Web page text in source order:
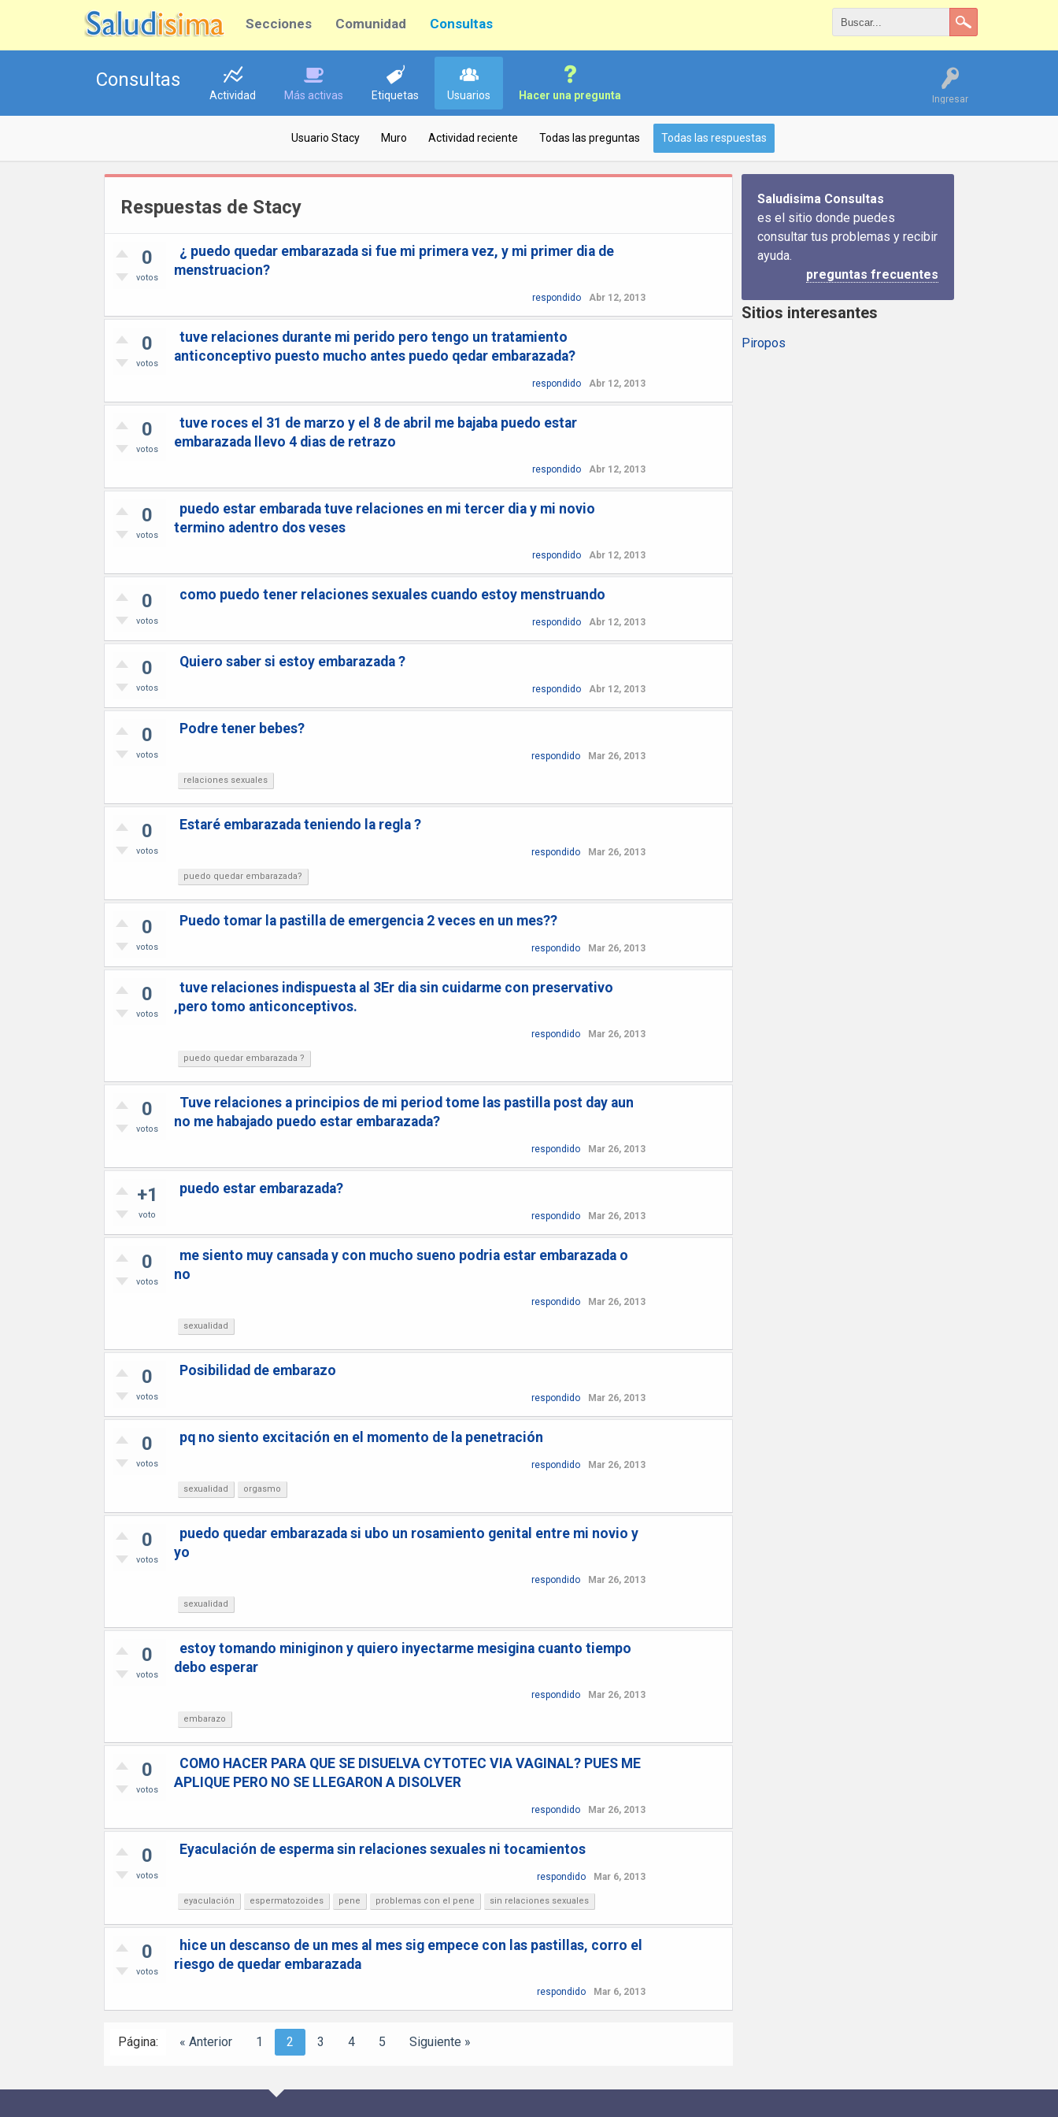
Secciones Comunidad Consultas
Ingresar
Consultas
Actividad Más activas Etiquetas Usuarios Hacer una pregunta
Usuario Stacy Muro Actividad reciente Todas las preguntas Todas las respuestas
Respuestas de Stacy
0
votos
¿ puedo quedar embarazada si fue mi primera vez, y mi primer dia de
menstruacion?
respondido Abr 12, 2013
0
votos
tuve relaciones durante mi perido pero tengo un tratamiento
anticonceptivo puesto mucho antes puedo qedar embarazada?
respondido Abr 12, 2013
0
votos
tuve roces el 31 de marzo y el 8 de abril me bajaba puedo estar
embarazada llevo 4 dias de retrazo
respondido Abr 12, 2013
0
votos
puedo estar embarada tuve relaciones en mi tercer dia y mi novio
termino adentro dos veses
respondido Abr 12, 2013
0
votos
como puedo tener relaciones sexuales cuando estoy menstruando
respondido Abr 12, 2013
0
votos
Quiero saber si estoy embarazada ?
respondido Abr 12, 2013
0
votos
Podre tener bebes?
respondido Mar 26, 2013
relaciones sexuales
0
votos
Estaré embarazada teniendo la regla ?
respondido Mar 26, 2013
puedo quedar embarazada?
0
votos
Puedo tomar la pastilla de emergencia 2 veces en un mes??
respondido Mar 26, 2013
0
votos
tuve relaciones indispuesta al 3Er dia sin cuidarme con preservativo
,pero tomo anticonceptivos.
respondido Mar 26, 2013
puedo quedar embarazada ?
0
votos
Tuve relaciones a principios de mi period tome las pastilla post day aun
no me habajado puedo estar embarazada?
respondido Mar 26, 2013
+1
voto
puedo estar embarazada?
respondido Mar 26, 2013
0
votos
me siento muy cansada y con mucho sueno podria estar embarazada o
no
respondido Mar 26, 2013
sexualidad
0
votos
Posibilidad de embarazo
respondido Mar 26, 2013
0
votos
pq no siento excitación en el momento de la penetración
respondido Mar 26, 2013
sexualidad orgasmo
0
votos
puedo quedar embarazada si ubo un rosamiento genital entre mi novio y
yo
respondido Mar 26, 2013
sexualidad
0
votos
estoy tomando miniginon y quiero inyectarme mesigina cuanto tiempo
debo esperar
respondido Mar 26, 2013
embarazo
0
votos
COMO HACER PARA QUE SE DISUELVA CYTOTEC VIA VAGINAL? PUES ME
APLIQUE PERO NO SE LLEGARON A DISOLVER
respondido Mar 26, 2013
0
votos
Eyaculación de esperma sin relaciones sexuales ni tocamientos
respondido Mar 6, 2013
eyaculación espermatozoides pene problemas con el pene sin relaciones sexuales
0
votos
hice un descanso de un mes al mes sig empece con las pastillas, corro el
riesgo de quedar embarazada
respondido Mar 6, 2013
Página: « Anterior 1 2 3 4 5 Siguiente »
Saludisima Consultas
es el sitio donde puedes
consultar tus problemas y recibir
ayuda.
preguntas frecuentes
Sitios interesantes
Piropos